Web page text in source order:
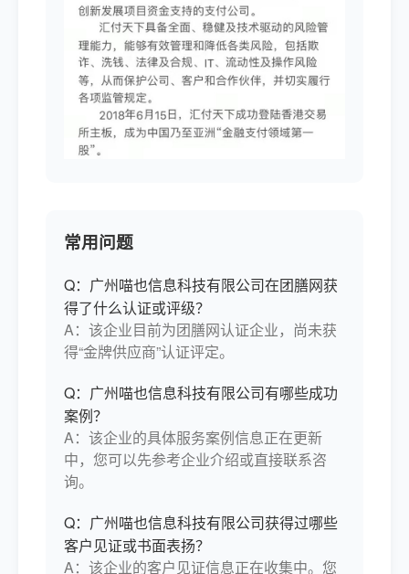
常用问题
Q：广州喵也信息科技有限公司在团膳网获
得了什么认证或评级？
A：该企业目前为团膳网认证企业，尚未获
得“金牌供应商”认证评定。
Q：广州喵也信息科技有限公司有哪些成功
案例？
A：该企业的具体服务案例信息正在更新
中，您可以先参考企业介绍或直接联系咨
询。
Q：广州喵也信息科技有限公司获得过哪些
客户见证或书面表扬？
A：该企业的客户见证信息正在收集中。您